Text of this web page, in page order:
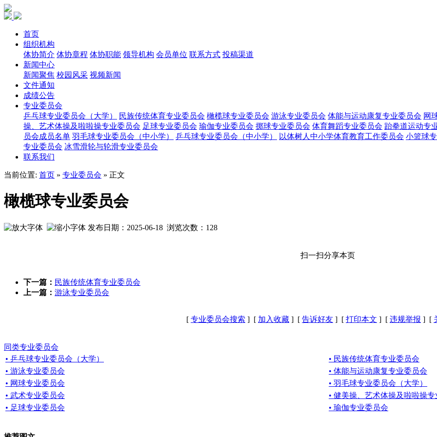
首页
组织机构
体协简介 体协章程 体协职能 领导机构 会员单位 联系方式 投稿渠道
新闻中心
新闻聚焦 校园风采 视频新闻
文件通知
成绩公告
专业委员会
乒乓球专业委员会（大学）
民族传统体育专业委员会 橄榄球专业委员会 游泳专业委员会 体能与运动康复专业委员会 网
操、艺术体操及啦啦操专业委员会 足球专业委员会 瑜伽专业委员会 掷球专业委员会 体育舞蹈专业委员会 跆拳道运动专
员会成员名单 羽毛球专业委员会（中小学） 乒乓球专业委员会（中小学） 以体树人中小学体育教育工作委员会 小篮球
专业委员会 冰雪滑轮与轮滑专业委员会
联系我们
当前位置: 首页 » 专业委员会 » 正文
橄榄球专业委员会
发布日期：2025-06-18 浏览次数： 128
扫一扫分享本页
下一篇： 民族传统体育专业委员会
上一篇： 游泳专业委员会
[ 专业委员会搜索 ] [ 加入收藏 ] [ 告诉好友 ] [ 打印本文 ] [ 违规举报 ] [
同类专业委员会
• 乒乓球专业委员会（大学）
• 民族传统体育专业委员会
• 游泳专业委员会
• 体能与运动康复专业委员会
• 网球专业委员会
• 羽毛球专业委员会（大学）
• 武术专业委员会
• 健美操、艺术体操及啦啦操
• 足球专业委员会
• 瑜伽专业委员会